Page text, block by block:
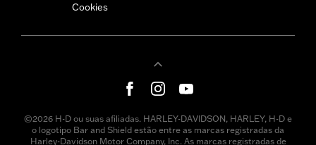
Cookies
©2026 H-D ou suas afiliadas. HARLEY-DAVIDSON, HARLEY, H-D e
o logotipo Bar and Shield estão entre as marcas registradas da
Harley-Davidson Motor Company, Inc. As marcas registradas de